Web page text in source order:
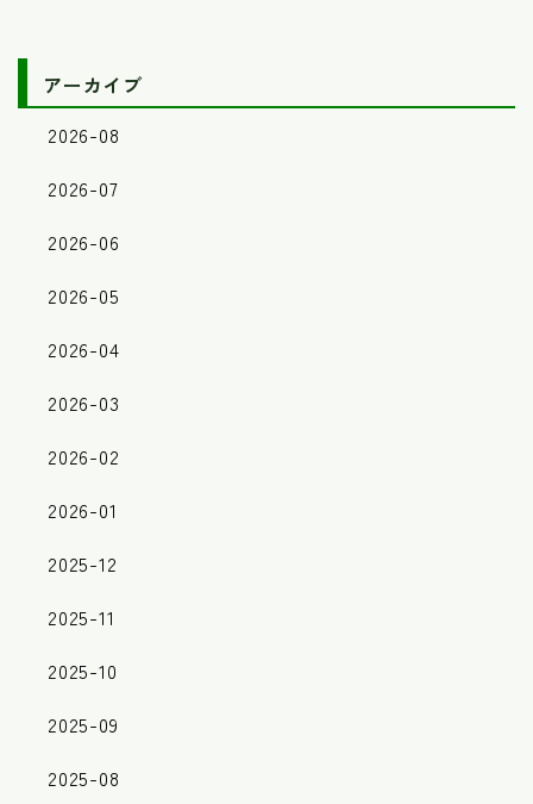
アーカイブ
2026-08
2026-07
2026-06
2026-05
2026-04
2026-03
2026-02
2026-01
2025-12
2025-11
2025-10
2025-09
2025-08